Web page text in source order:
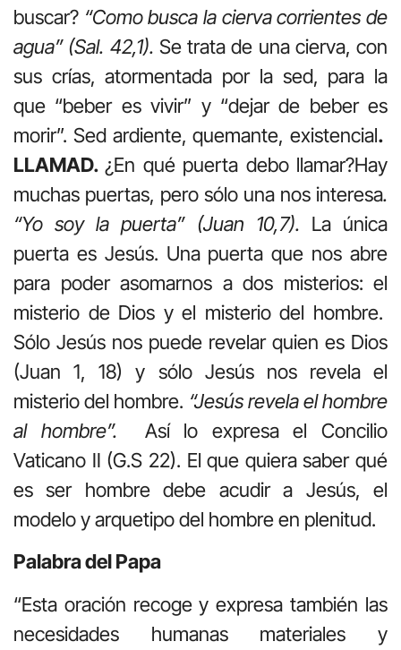
buscar? “Como busca la cierva corrientes de
agua” (Sal. 42,1). Se trata de una cierva, con
sus crías, atormentada por la sed, para la
que “beber es vivir” y “dejar de beber es
morir”. Sed ardiente, quemante, existencial.
LLAMAD.¿En qué puerta debo llamar?Hay
muchas puertas, pero sólo una nos interesa.
“Yo soy la puerta” (Juan 10,7). La única
puerta es Jesús. Una puerta que nos abre
para poder asomarnos a dos misterios: el
misterio de Dios y el misterio del hombre.
Sólo Jesús nos puede revelar quien es Dios
(Juan 1, 18) y sólo Jesús nos revela el
misterio del hombre. “Jesús revela el hombre
al hombre”.
Así lo expresa el Concilio
Vaticano II (G.S 22). El que quiera saber qué
es ser hombre debe acudir a Jesús, el
modelo y arquetipo del hombre en plenitud.
Palabra del Papa
“Esta oración recoge y expresa también las
necesidades humanas materiales y